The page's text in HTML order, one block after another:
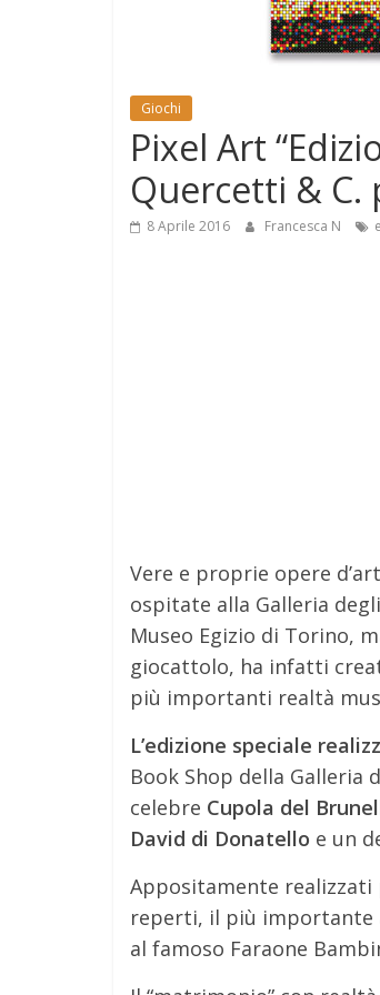
Giochi
Pixel Art
Quercetti & C.
8 Aprile 2016 Francesca N
Vere e proprie opere
ospitate alla Galleria
Museo Egizio di Torino,
giocattolo, ha infatti
più importanti realtà
L’edizione speciale
Book Shop della
celebre Cupola del
David di Donatello e un
Appositamente realizzati
reperti, il più importante
al famoso Faraone